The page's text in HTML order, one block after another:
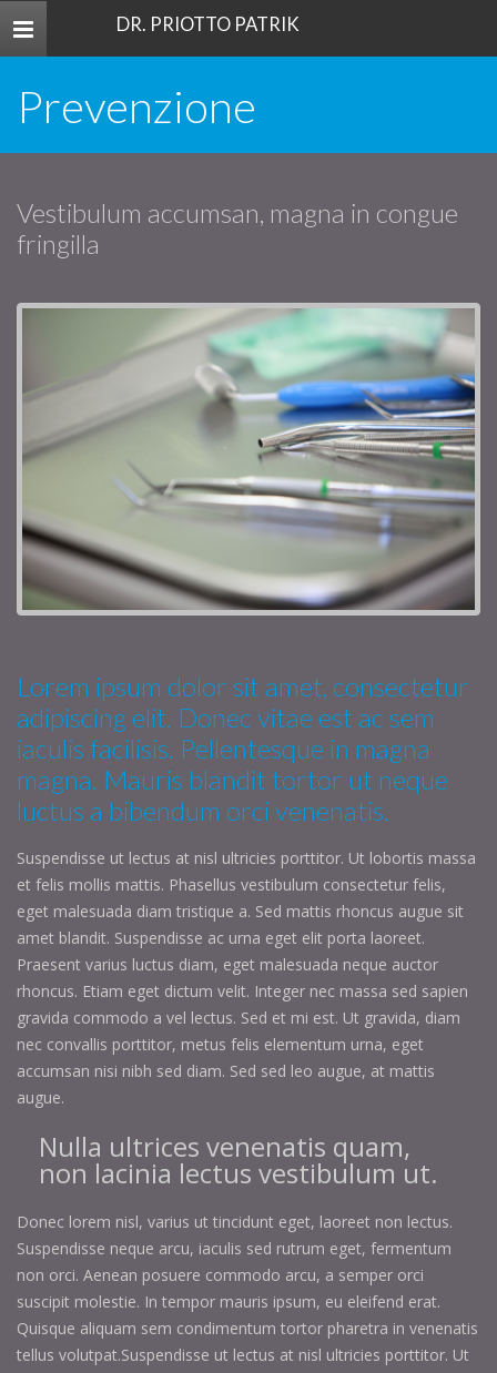
Toggle
navigation
DR. PRIOTTO PATRIK
Prevenzione
Vestibulum accumsan, magna in congue
fringilla
Lorem ipsum dolor sit amet, consectetur
adipiscing elit. Donec vitae est ac sem
iaculis facilisis. Pellentesque in magna
magna. Mauris blandit tortor ut neque
luctus a bibendum orci venenatis.
Suspendisse ut lectus at nisl ultricies porttitor. Ut lobortis massa
et felis mollis mattis. Phasellus vestibulum consectetur felis,
eget malesuada diam tristique a. Sed mattis rhoncus augue sit
amet blandit. Suspendisse ac urna eget elit porta laoreet.
Praesent varius luctus diam, eget malesuada neque auctor
rhoncus. Etiam eget dictum velit. Integer nec massa sed sapien
gravida commodo a vel lectus. Sed et mi est. Ut gravida, diam
nec convallis porttitor, metus felis elementum urna, eget
accumsan nisi nibh sed diam. Sed sed leo augue, at mattis
augue.
Nulla ultrices venenatis quam,
non lacinia lectus vestibulum ut.
Donec lorem nisl, varius ut tincidunt eget, laoreet non lectus.
Suspendisse neque arcu, iaculis sed rutrum eget, fermentum
non orci. Aenean posuere commodo arcu, a semper orci
suscipit molestie. In tempor mauris ipsum, eu eleifend erat.
Quisque aliquam sem condimentum tortor pharetra in venenatis
tellus volutpat.Suspendisse ut lectus at nisl ultricies porttitor. Ut